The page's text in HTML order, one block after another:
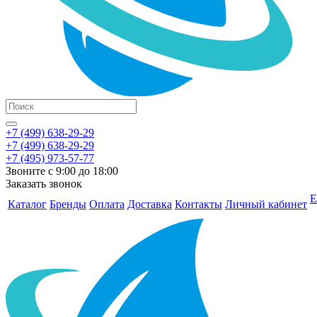
+7 (499) 638-29-29
+7 (499) 638-29-29
+7 (495) 973-57-77
Звоните с 9:00 до 18:00
Заказать звонок
Каталог Бренды Оплата Доставка Контакты Личный кабинет